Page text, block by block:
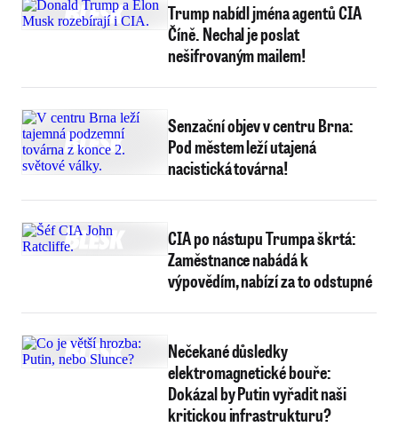
Trump nabídl jména agentů CIA
Číně. Nechal je poslat
nešifrovaným mailem!
Senzační objev v centru Brna:
Pod městem leží utajená
nacistická továrna!
CIA po nástupu Trumpa škrtá:
Zaměstnance nabádá k
výpovědím, nabízí za to odstupné
Nečekané důsledky
elektromagnetické bouře:
Dokázal by Putin vyřadit naši
kritickou infrastrukturu?